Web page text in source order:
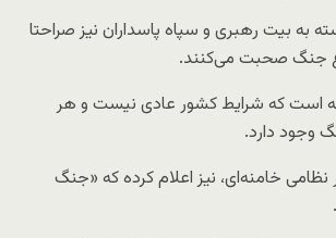
به بیت رهبری و سپاه پاسداران نیز صراحتا
جنگ صحبت می‌کنند.
است که شرایط کشور عادی نیست و هر
وجود دارد.
خامنه‌ای، نیز اعلام کرده که «جنگ